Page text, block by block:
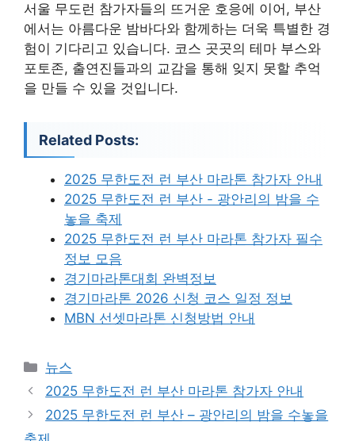
서울 무도런 참가자들의 뜨거운 호응에 이어, 부산
에서는 아름다운 밤바다와 함께하는 더욱 특별한 경
험이 기다리고 있습니다. 코스 곳곳의 테마 부스와
포토존, 출연진들과의 교감을 통해 잊지 못할 추억
을 만들 수 있을 것입니다.
Related Posts:
2025 무한도전 런 부산 마라톤 참가자 안내
2025 무한도전 런 부산 - 광안리의 밤을 수
놓을 축제
2025 무한도전 런 부산 마라톤 참가자 필수
정보 모음
경기마라톤대회 완벽정보
경기마라톤 2026 신청 코스 일정 정보
MBN 선셋마라톤 신청방법 안내
카
테
리
뉴스
2025 무한도전 런 부산 마라톤 참가자 안내
2025 무한도전 런 부산 – 광안리의 밤을 수놓을